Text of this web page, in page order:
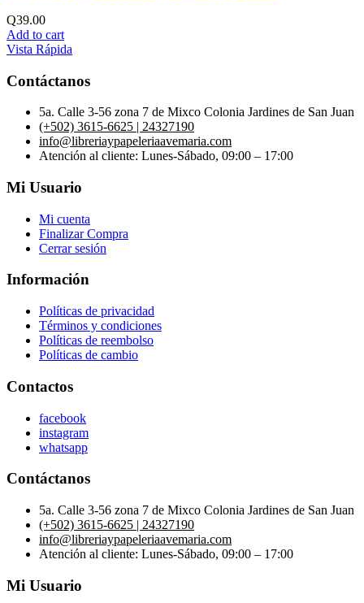
Q39.00
Add to cart
Vista Rápida
Contáctanos
5a. Calle 3-56 zona 7 de Mixco Colonia Jardines de San Juan
(+502) 3615-6625 | 24327190
info@libreriaypapeleriaavemaria.com
Atención al cliente: Lunes-Sábado, 09:00 – 17:00
Mi Usuario
Mi cuenta
Finalizar Compra
Cerrar sesión
Información
Políticas de privacidad
Términos y condiciones
Políticas de reembolso
Políticas de cambio
Contactos
facebook
instagram
whatsapp
Contáctanos
5a. Calle 3-56 zona 7 de Mixco Colonia Jardines de San Juan
(+502) 3615-6625 | 24327190
info@libreriaypapeleriaavemaria.com
Atención al cliente: Lunes-Sábado, 09:00 – 17:00
Mi Usuario